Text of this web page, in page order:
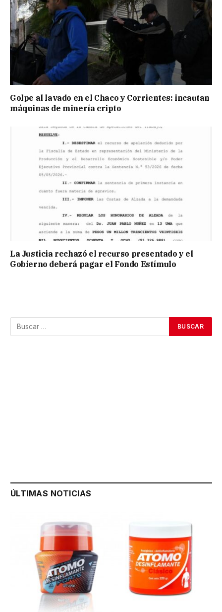
Golpe al lavado en el Chaco y Corrientes: incautan
máquinas de minería cripto
La Justicia rechazó el recurso presentado y el
Gobierno deberá pagar el Fondo Estímulo
ÚLTIMAS NOTICIAS